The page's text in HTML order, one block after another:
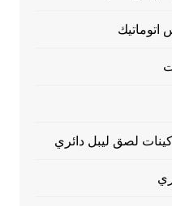
اتوماتيك
لصق ليبل دائري